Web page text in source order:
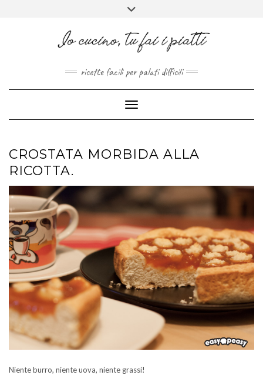
FACEBOOK
PINTEREST
INSTAGRAM
ricette facili per palati difficili
Toggle Navigation
CROSTATA MORBIDA ALLA
RICOTTA.
Niente burro, niente uova, niente grassi!